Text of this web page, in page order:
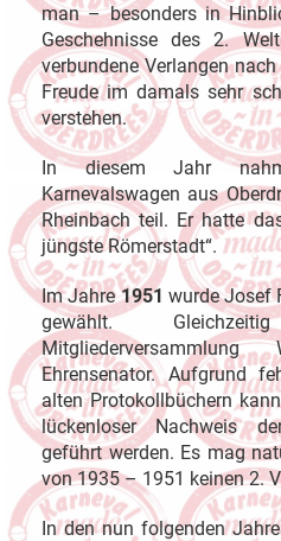
man – besonders in
Geschehnisse des 2.
verbundene Verlangen
Freude im damals sehr
verstehen.
In diesem Jahr
Karnevalswagen aus
Rheinbach teil. Er hatte
jüngste Römerstadt“.
Im Jahre1951 wurde Josef
gewählt.
Ehrensenator. Aufgrund
alten Protokollbüchern
lückenloser Nachweis
geführt werden. Es mag
von 1935 – 1951 keinen 2.
In den nun folgenden